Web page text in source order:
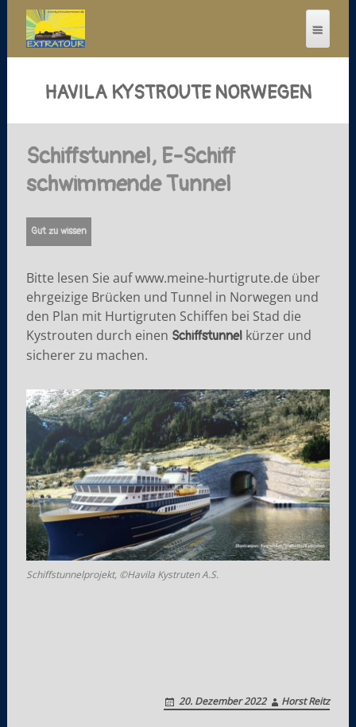
HAVILA KYSTROUTE NORWEGEN
Schiffstunnel, E-Schiff
schwimmende Tunnel
Gut zu wissen
Bitte lesen Sie auf www.meine-hurtigrute.de über
ehrgeizige Brücken und Tunnel in Norwegen und
den Plan mit Hurtigruten Schiffen bei Stad die
Kystrouten durch einen Schiffstunnelkürzer und
sicherer zu machen.
Schiffstunnelprojekt, ©Havila Kystruten A.S.
20. Dezember 2022 Horst Reitz